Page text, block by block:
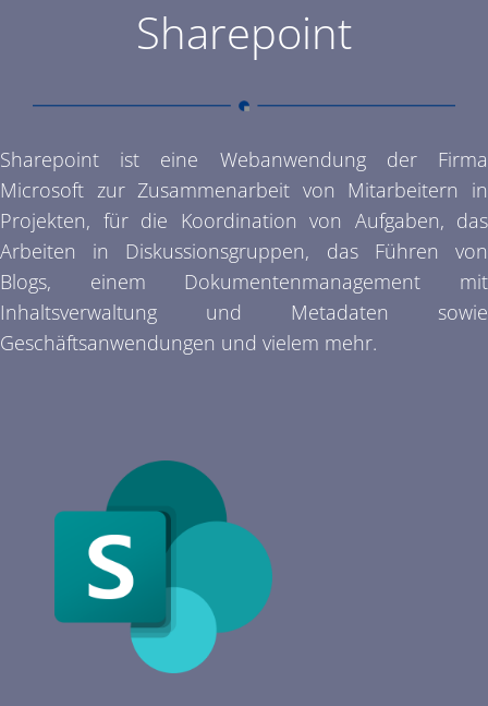
Sharepoint
Sharepoint ist eine Webanwendung der Firma
Microsoft zur Zusammenarbeit von Mitarbeitern in
Projekten, für die Koordination von Aufgaben, das
Arbeiten in Diskussionsgruppen, das Führen von
Blogs, einem Dokumentenmanagement mit
Inhaltsverwaltung und Metadaten sowie
Geschäftsanwendungen und vielem mehr.